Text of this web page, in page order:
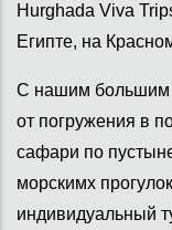
Hurghada Viva
Египте, на
С нашим большим
от погружения в
сафари по
морскимх
индивидуальный